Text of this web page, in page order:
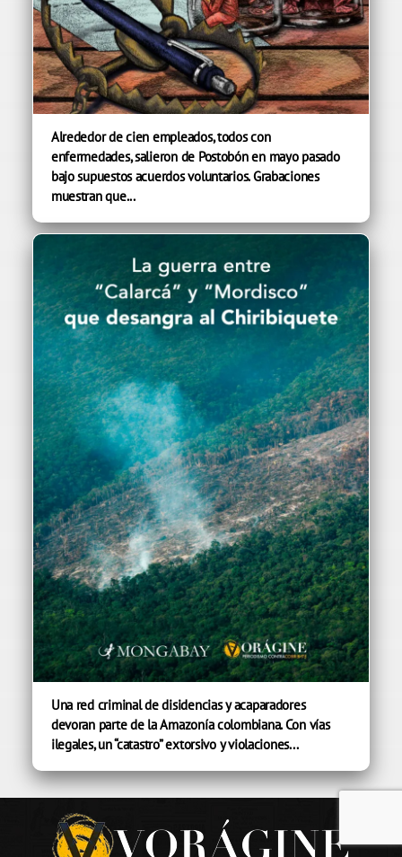
Alrededor de cien empleados, todos con
enfermedades, salieron de Postobón en mayo pasado
bajo supuestos acuerdos voluntarios. Grabaciones
muestran que...
Una red criminal de disidencias y acaparadores
devoran parte de la Amazonía colombiana. Con vías
ilegales, un “catastro” extorsivo y violaciones...